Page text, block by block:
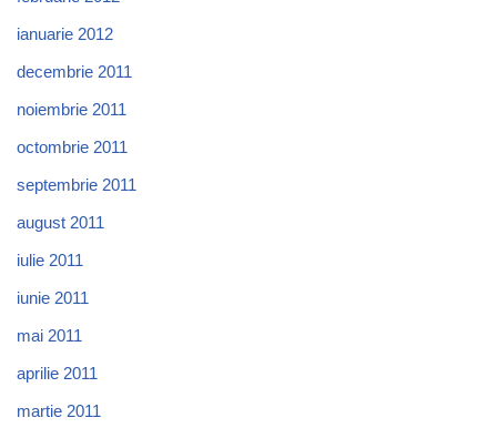
ianuarie 2012
decembrie 2011
noiembrie 2011
octombrie 2011
septembrie 2011
august 2011
iulie 2011
iunie 2011
mai 2011
aprilie 2011
martie 2011